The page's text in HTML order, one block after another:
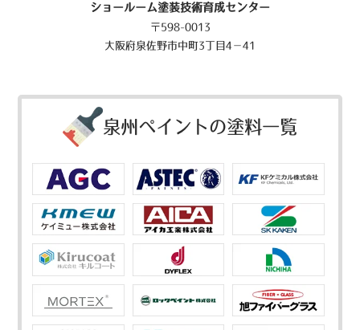
ショールーム塗装技術育成センター
〒598-0013
大阪府泉佐野市中町3丁目4－41
泉州ペイントの塗料一覧